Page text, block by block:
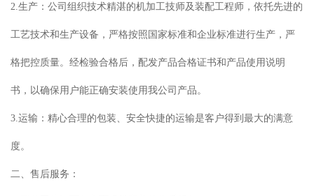
2.生产：公司组织技术精湛的机加工技师及装配工程师，依托先进的
工艺技术和生产设备，严格按照国家标准和企业标准进行生产，严
格把控质量。经检验合格后，配发产品合格证书和产品使用说明
书，以确保用户能正确安装使用我公司产品。
3.运输：精心合理的包装、安全快捷的运输是客户得到最大的满意
度。
二、售后服务：